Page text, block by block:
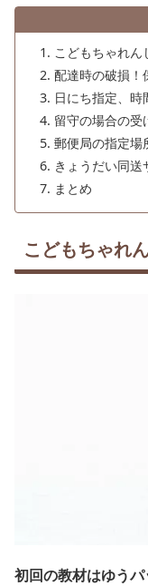
こどもちゃれん
配達時の破損！
日にち指定、時
留守の場合の受
郵便局の指定場
きょうだい同送
まとめ
こどもちゃれ
初回の教材はゆう